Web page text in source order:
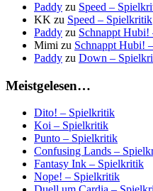
Paddy zu Speed –
KK zu Speed – Spielkritik
Paddy zu Schnappt
Mimi zu Schnappt Hubi!
Paddy zu Down –
Meistgelesen…
Dito! – Spielkritik
Koi – Spielkritik
Punto – Spielkritik
Confusing Lands –
Fantasy Ink – Spielkritik
Nope! – Spielkritik